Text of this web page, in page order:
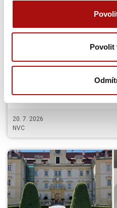
Povolit
Světová organizace
Světová organizace
evropskou výzvu European
20. 7. 2026
NVC